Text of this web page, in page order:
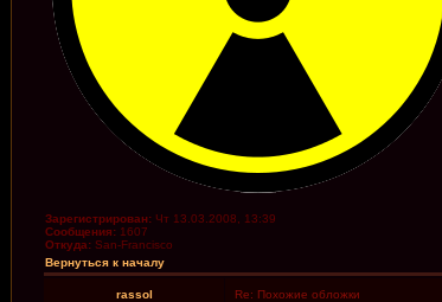
Зарегистрирован: Чт 13.03.2008, 13:39
Сообщения: 1607
Откуда: San-Francisco
Вернуться к началу
rassol Re: Похожие обложки